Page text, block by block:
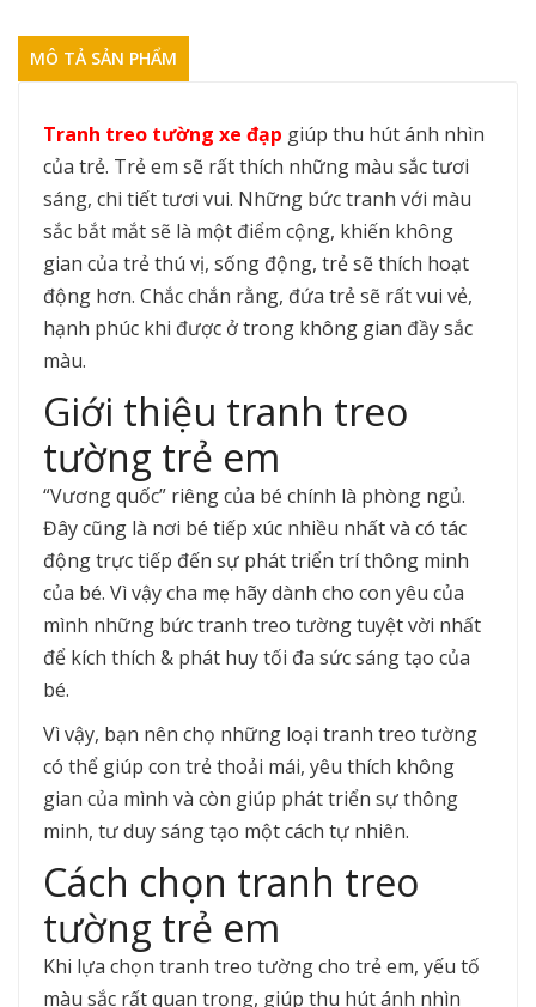
MÔ TẢ SẢN PHẨM
Tranh treo tường xe đạp giúp thu hút ánh nhìn
của trẻ. Trẻ em sẽ rất thích những màu sắc tươi
sáng, chi tiết tươi vui. Những bức tranh với màu
sắc bắt mắt sẽ là một điểm cộng, khiến không
gian của trẻ thú vị, sống động, trẻ sẽ thích hoạt
động hơn. Chắc chắn rằng, đứa trẻ sẽ rất vui vẻ,
hạnh phúc khi được ở trong không gian đầy sắc
màu.
Giới thiệu tranh treo
tường trẻ em
“Vương quốc” riêng của bé chính là phòng ngủ.
Đây cũng là nơi bé tiếp xúc nhiều nhất và có tác
động trực tiếp đến sự phát triển trí thông minh
của bé. Vì vậy cha mẹ hãy dành cho con yêu của
mình những bức tranh treo tường tuyệt vời nhất
để kích thích & phát huy tối đa sức sáng tạo của
bé.
Vì vậy, bạn nên chọ những loại tranh treo tường
có thể giúp con trẻ thoải mái, yêu thích không
gian của mình và còn giúp phát triển sự thông
minh, tư duy sáng tạo một cách tự nhiên.
Cách chọn tranh treo
tường trẻ em
Khi lựa chọn tranh treo tường cho trẻ em, yếu tố
màu sắc rất quan trọng, giúp thu hút ánh nhìn